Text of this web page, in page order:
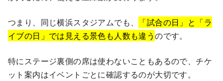
つまり、同じ横浜スタジアムでも、
「試合の日」と「ラ
イブの日」では見える景色も人数も違うのです。
特にステージ裏側の席は使わないこともあるので、チケ
ット案内はイベントごとに確認するのが大切です。